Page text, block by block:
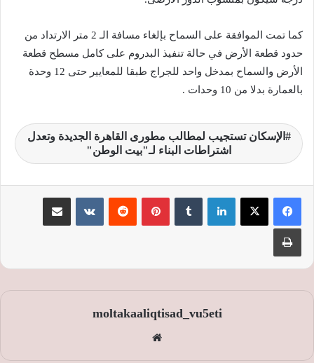
كما تمت الموافقة على السماح بإلغاء مسافة الـ 2 متر الارتداد من
حدود قطعة الأرض في حالة تنفيذ البدروم على كامل مسطح قطعة
الأرض والسماح بمدخل واحد للجراج طبقا للمعايير حتى 12 وحدة
بالعمارة بدلا من 10 وحدات .
الإسكان تستجيب لمطالب مطورى القاهرة الجديدة وتعدل
اشتراطات البناء لـ"بيت الوطن"
لينكدإن بينتيريست
moltakaaliqtisad_vu5eti